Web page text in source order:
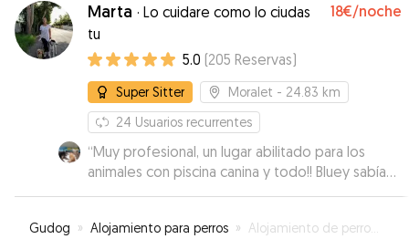
Marta · Lo cuidare como lo ciudas
tu
18€/noche
5.0 (205 Reservas)
Super Sitter Moralet - 24.83 km
24 Usuarios recurrentes
“Muy profesional, un lugar abilitado para los
animales con piscina canina y todo!! Bluey sabía
que lo iba a pasar muy bien. Contesta muy
Me sentí muy tranquila en dejar a mis animales
Gudog » Alojamiento para perros » Alojamiento de perros en Onil